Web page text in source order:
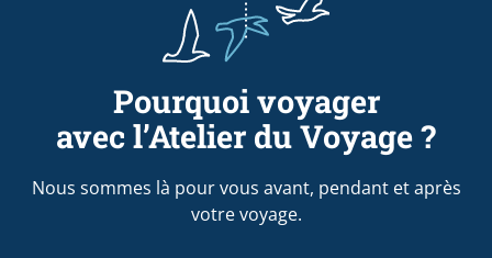
Pourquoi voyager
avec l’Atelier du Voyage ?
Nous sommes là pour vous avant, pendant et après
votre voyage.